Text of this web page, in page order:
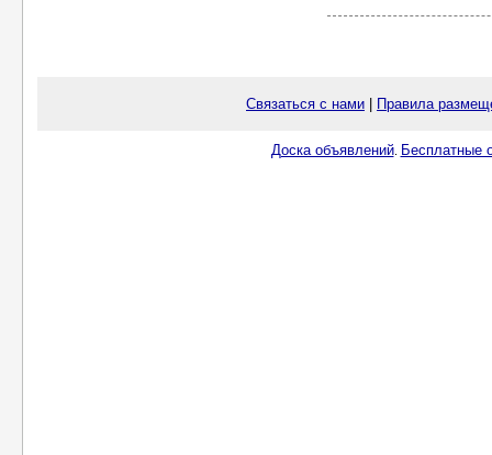
Связаться с нами Правила
Доска объявлений. Бесплатные